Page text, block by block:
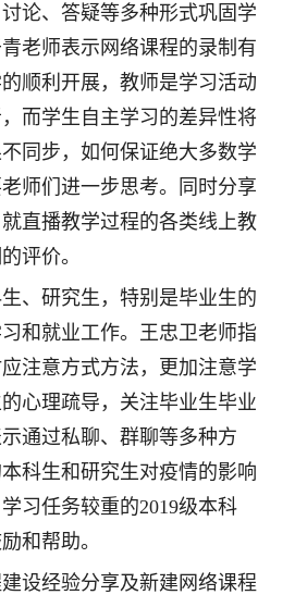
论、答疑等多种形式巩固学
老师表示网络课程的录制有
顺利开展，教师是学习活动
而学生自主学习的差异性将
同步，如何保证绝大多数学
师们进一步思考。同时分享
直播教学过程的各类线上教
评价。
、研究生，特别是毕业生的
和就业工作。王忠卫老师指
注意方式方法，更加注意学
心理疏导，关注毕业生毕业
通过私聊、群聊等多种方
科生和研究生对疫情的影响
习任务较重的2019级本科
和帮助。
设经验分享及新建网络课程